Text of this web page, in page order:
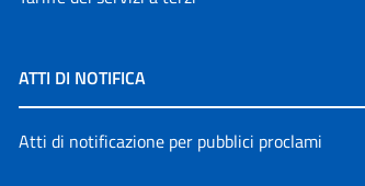
ATTI DI NOTIFICA
Atti di notificazione per pubblici proclami